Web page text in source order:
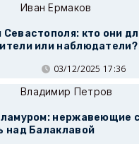
Иван Ермаков
кто они
или наблюдатели?
03/12/2025 17:36
Владимир Петров
нержавеющие
над Балаклавой